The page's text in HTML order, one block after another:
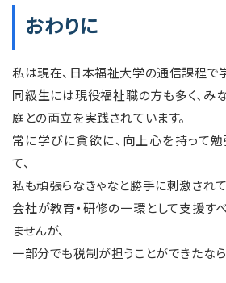
おわりに
私は現在、日本福祉大学の通信課程で
同級生には現役福祉職の方も多く、み
庭との両立を実践されています。
常に学びに貪欲に、向上心を持って
て、
私も頑張らなきゃなと勝手に刺激されて
会社が教育・研修の一環として支援す
ませんが、
一部分でも税制が担うことができたな